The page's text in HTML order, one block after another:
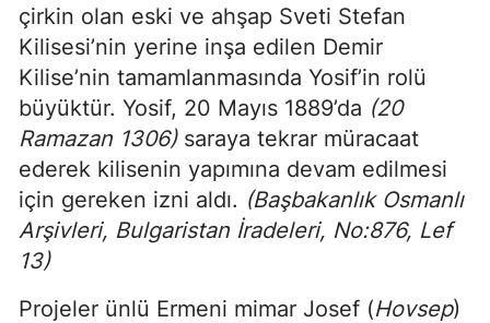
çirkin olan eski ve ahşap Sveti Stefan
Kilisesi’nin yerine inşa edilen Demir
Kilise’nin tamamlanmasında Yosif’in rolü
büyüktür. Yosif, 20 Mayıs 1889’da (20
Ramazan 1306)saraya tekrar müracaat
ederek kilisenin yapımına devam edilmesi
için gereken izni aldı. (Başbakanlık Osmanlı
Arşivleri, Bulgaristan İradeleri, No:876, Lef
13)
Projeler ünlü Ermeni mimar Josef (Hovsep)